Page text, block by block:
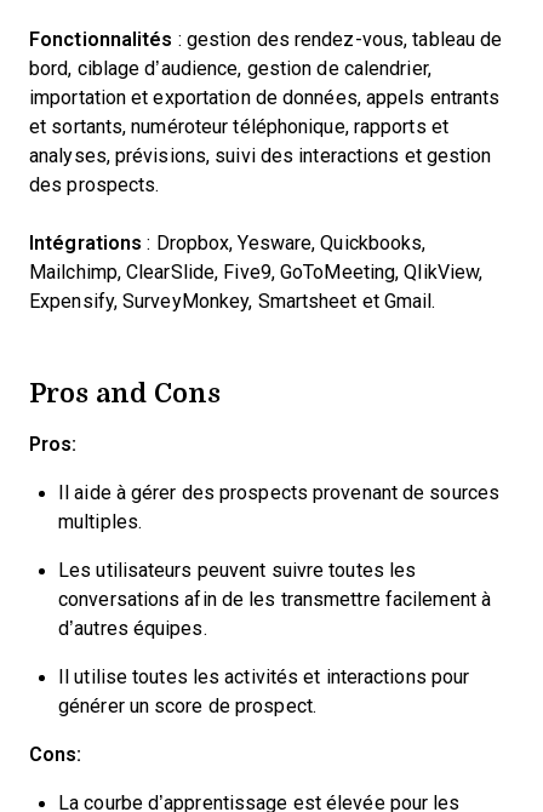
Fonctionnalités : gestion des rendez-vous, tableau de
bord, ciblage d’audience, gestion de calendrier,
importation et exportation de données, appels entrants
et sortants, numéroteur téléphonique, rapports et
analyses, prévisions, suivi des interactions et gestion
des prospects.
Intégrations : Dropbox, Yesware, Quickbooks,
Mailchimp, ClearSlide, Five9, GoToMeeting, QlikView,
Expensify, SurveyMonkey, Smartsheet et Gmail.
Pros and Cons
Pros:
Il aide à gérer des prospects provenant de sources
multiples.
Les utilisateurs peuvent suivre toutes les
conversations afin de les transmettre facilement à
d’autres équipes.
Il utilise toutes les activités et interactions pour
générer un score de prospect.
Cons:
La courbe d’apprentissage est élevée pour les